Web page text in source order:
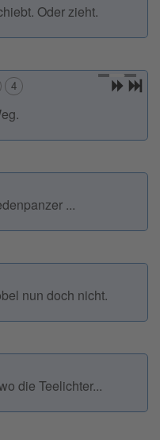
Oder zieht.
4
...
nun doch nicht.
die Teelichter...